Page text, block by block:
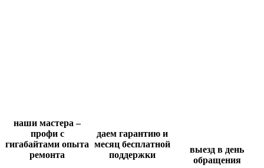
наши мастера –
профи с
гигабайтами опыта
ремонта
даем гарантию и
месяц бесплатной
поддержки
выезд в день
обращения